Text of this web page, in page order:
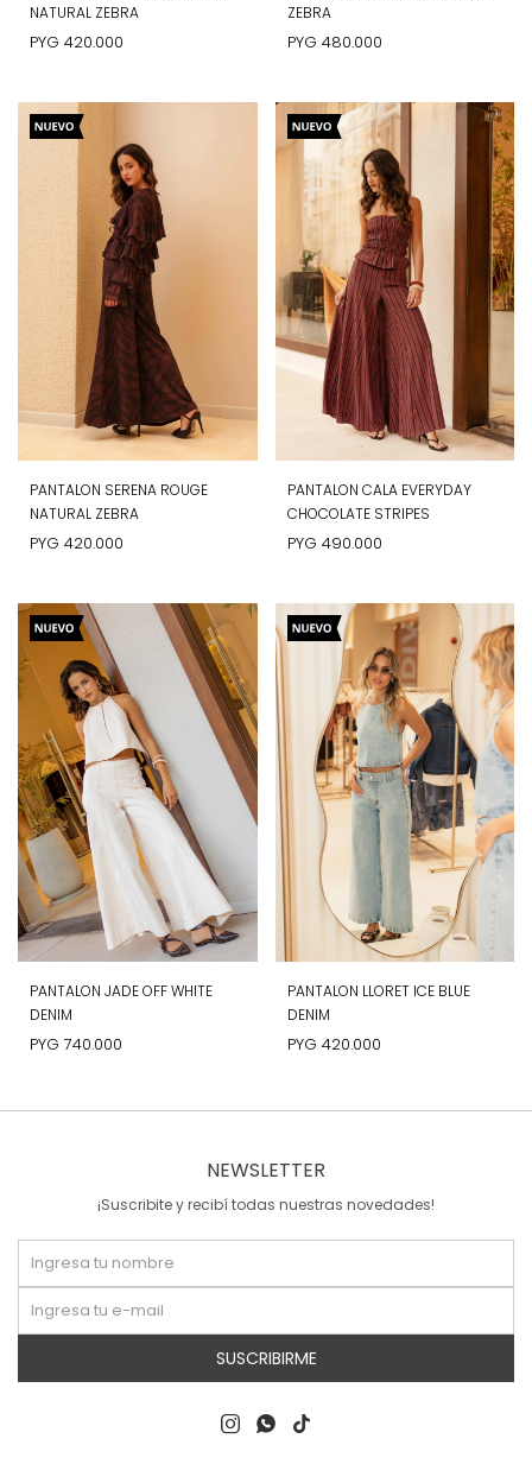
NATURAL ZEBRA
PYG 420.000
ZEBRA
PYG 480.000
PANTALON SERENA ROUGE
NATURAL ZEBRA
PYG 420.000
PANTALON CALA EVERYDAY
CHOCOLATE STRIPES
PYG 490.000
PANTALON JADE OFF WHITE
DENIM
PYG 740.000
PANTALON LLORET ICE BLUE
DENIM
PYG 420.000
NEWSLETTER
¡Suscribite y recibí todas nuestras novedades!
SUSCRIBIRME
  